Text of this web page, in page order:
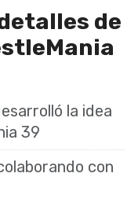
de
la idea
39
con